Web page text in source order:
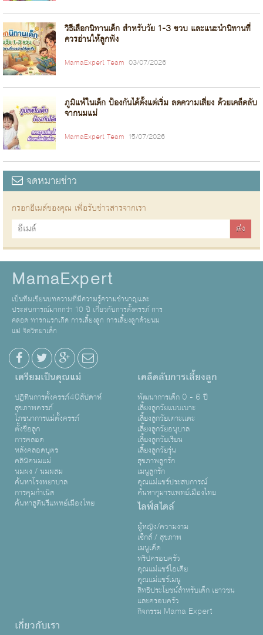
วิธีเลือกนิทานเด็ก สำหรับวัย 1-3 ขวบ และแนะนำนิทานที่
ควรอ่านให้ลูกฟัง
MamaExpert Team 03/07/2026
ภูมิแพ้ในเด็ก ป้องกันได้ตั้งแต่เริ่ม ลดความเสี่ยง ด้วยเคล็ดลับ
จากนมแม่
MamaExpert Team 15/07/2026
จดหมายข่าว
กรอกอีเมล์ของคุณ เพื่อรับข่าวสารจากเรา
MamaExpert
เป็นทีมเขียนบทความที่มีความรู้ความชำนาญและ
ประสบการณ์มากกว่า 10 ปี เกี่ยวกับการตั้งครรภ์ การ
คลอด ทารกแรกเกิด การเลี้ยงลูก การเลี้ยงลูกด้วยนม
แม่ จิตวิทยาเด็ก
เตรียมเป็นคุณแม่
ปฏิทินการตั้งครรภ์40สัปดาห์
สุขภาพครรภ์
โภชนาการแม่ตั้งครรภ์
ตั้งชื่อลูก
การคลอด
หลังคลอดบุตร
คลินิคนมแม่
นมผง / นมผสม
ค้นหาโรงพยาบาล
การคุมกำเนิด
ค้นหาสูตินรีแพทย์เมืองไทย
เคล็ดลับการเลี้ยงลูก
พัฒนาการเด็ก 0 - 6 ปี
เลี้ยงลูกวัยแบบเบาะ
เลี้ยงลูกวัยเตาะเเตะ
เลี้ยงลูกวัยอนุบาล
เลี้ยงลูกวัยเรียน
เลี้ยงลูกวัยรุ่น
สุขภาพลูกรัก
เมนูลูกรัก
คุณแม่แชร์ประสบการณ์
ค้นหากุมารแพทย์เมืองไทย
ไลฟ์สไตล์
ผู้หญิง/ความงาม
เซ็กส์ / สุขภาพ
เมนูเด็ด
ทริปครอบครัว
คุณแม่แชร์ไอเดีย
คุณแม่แชร์เมนู
สิทธิประโยชน์สำหรับเด็ก เยาวชน
และครอบครัว
กิจกรรม Mama Expert
เกี่ยวกับเรา